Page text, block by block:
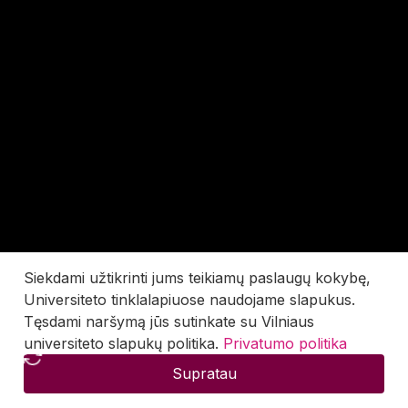
Siekdami užtikrinti jums teikiamų paslaugų kokybę,
Universiteto tinklalapiuose naudojame slapukus.
Tęsdami naršymą jūs sutinkate su Vilniaus
universiteto slapukų politika. Privatumo politika
Supratau